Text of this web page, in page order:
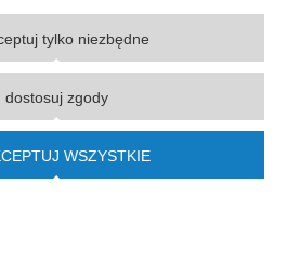
niekomercyjnym dla użytku osobistego, ze
Case, Cat, Caterpillar, Dana Spicer, Doosan, Komatsu,
producentów oryginalnego sprzętu. Wszystkie nazwy,
użyte wyłącznie w celach informacyjnych lub
tylko niezbędne
dostosuj zgody
WSZYSTKIE